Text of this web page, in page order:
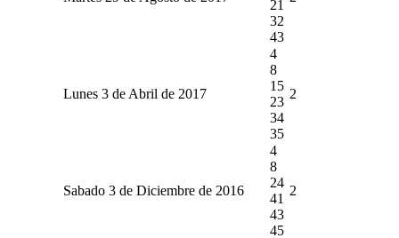
21
32
43
Lunes 3 de Abril de 2017
4
8
15
23
34
35
2
Sabado 3 de Diciembre de 2016
4
8
24
41
43
45
2